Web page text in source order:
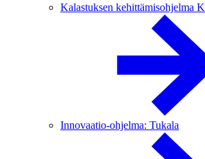
Kalastuksen kehittämisohjelma
Innovaatio-ohjelma: Tukala